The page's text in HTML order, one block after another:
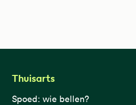
Thuisarts
Spoed: wie bellen?